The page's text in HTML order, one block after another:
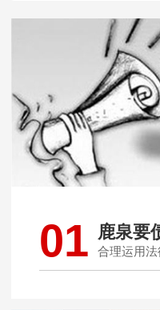
01 鹿泉要
合理运用